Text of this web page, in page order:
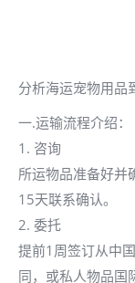
分析海运宠物用品
一.运输流程介绍：
1. 咨询
所运物品准备好并
15天联系确认。
2. 委托
提前1周签订从中
同，或私人物品国